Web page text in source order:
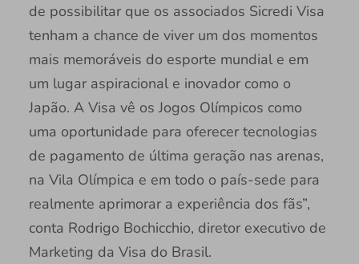
de possibilitar que os associados Sicredi Visa
tenham a chance de viver um dos momentos
mais memoráveis do esporte mundial e em
um lugar aspiracional e inovador como o
Japão. A Visa vê os Jogos Olímpicos como
uma oportunidade para oferecer tecnologias
de pagamento de última geração nas arenas,
na Vila Olímpica e em todo o país-sede para
realmente aprimorar a experiência dos fãs”,
conta Rodrigo Bochicchio, diretor executivo de
Marketing da Visa do Brasil.